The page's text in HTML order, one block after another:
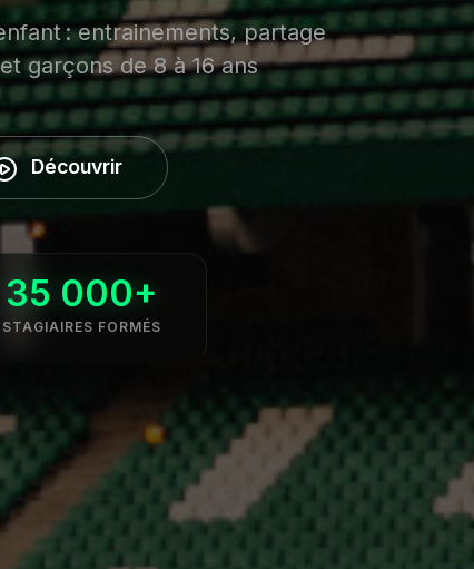
: entrainements, partage
garçons de 8 à 16 ans
Découvrir
35 000+
STAGIAIRES FORMÉS